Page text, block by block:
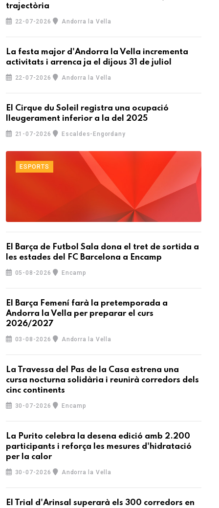
trajectòria
22-07-2026 Andorra la Vella
La festa major d'Andorra la Vella incrementa
activitats i arrenca ja el dijous 31 de juliol
22-07-2026 Andorra la Vella
El Cirque du Soleil registra una ocupació
lleugerament inferior a la del 2025
21-07-2026 Escaldes-Engordany
ESPORTS
El Barça de Futbol Sala dona el tret de sortida a
les estades del FC Barcelona a Encamp
05-08-2026 Encamp
El Barça Femení farà la pretemporada a
Andorra la Vella per preparar el curs
2026/2027
03-08-2026 Andorra la Vella
La Travessa del Pas de la Casa estrena una
cursa nocturna solidària i reunirà corredors dels
cinc continents
30-07-2026 Encamp
La Purito celebra la desena edició amb 2.200
participants i reforça les mesures d'hidratació
per la calor
30-07-2026 Andorra la Vella
El Trial d'Arinsal superarà els 300 corredors en